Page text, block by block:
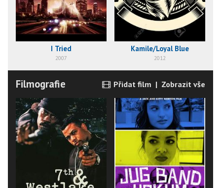
I Tried
2007
Kamile/Loyal Blue
2012
Filmografie Přidat film | Zobrazit vše